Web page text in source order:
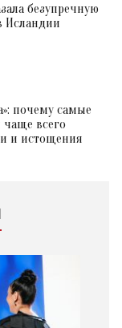
безупречную
Исландии
почему самые
всего
и истощения